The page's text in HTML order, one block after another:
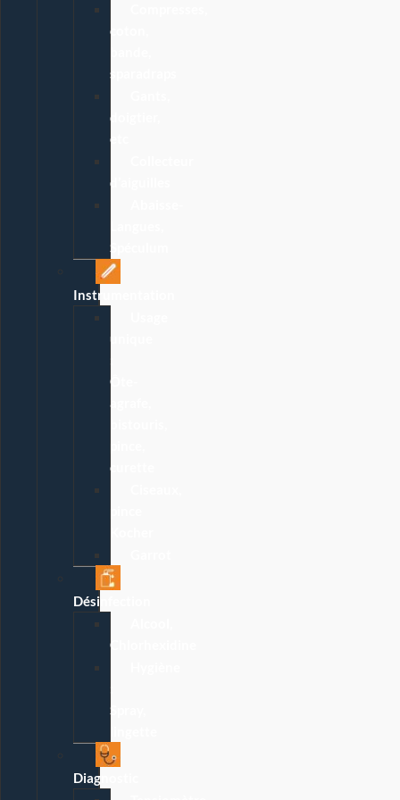
coton,
sparadraps
doigtier,
etc
d’aiguilles
Spéculum
Instrumentation
unique
Ôte-
agrafe,
curette
Désinfection
Chlorhexidine
Spray,
Diagnostic